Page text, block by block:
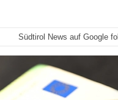
Südtirol News auf Google